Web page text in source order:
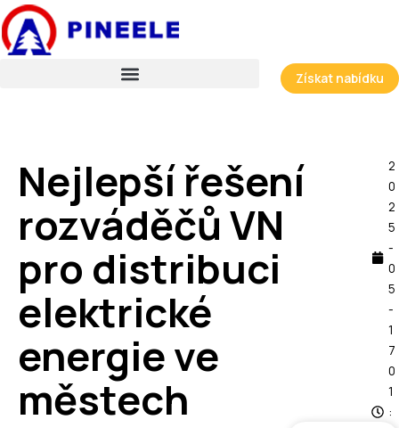
Přeskočit
na
obsah
Získat nabídku
Nejlepší řešení
rozváděčů VN
pro distribuci
elektrické
energie ve
městech
2
0
2
5
-
0
5
-
1
7
0
1
: